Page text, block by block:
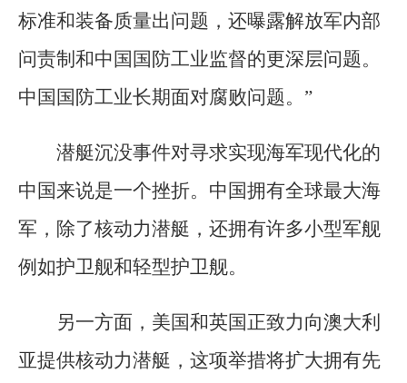
标准和装备质量出问题，还曝露解放军内部
问责制和中国国防工业监督的更深层问题。
中国国防工业长期面对腐败问题。”
潜艇沉没事件对寻求实现海军现代化的
中国来说是一个挫折。中国拥有全球最大海
军，除了核动力潜艇，还拥有许多小型军舰
例如护卫舰和轻型护卫舰。
另一方面，美国和英国正致力向澳大利
亚提供核动力潜艇，这项举措将扩大拥有先